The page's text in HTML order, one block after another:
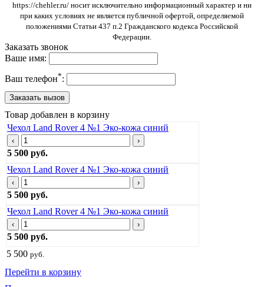
https://chehler.ru/ носит исключительно информационный характер и ни
при каких условиях не является публичной офертой, определяемой
положениями Статьи 437 п.2 Гражданского кодекса Российской
Федерации.
Заказать звонок
Ваше имя:
Ваш телефон*:
Товар добавлен в корзину
Чехол Land Rover 4 №1 Эко-кожа синий
‹ ›
5 500 руб.
Чехол Land Rover 4 №1 Эко-кожа синий
‹ ›
5 500 руб.
Чехол Land Rover 4 №1 Эко-кожа синий
‹ ›
5 500 руб.
5 500 руб.
Перейти в корзину